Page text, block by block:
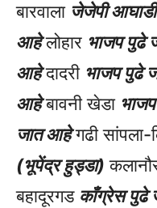
बारवाला जेजेपी
आहेलोहार भाजप पुढे
आहेदादरी भाजप पुढे
आहेबावनी खेडा
जात आहेगढी सांपला-
(भूपेंद्र हुड्डा)
बहादूरगड काँग्रेस पुढे